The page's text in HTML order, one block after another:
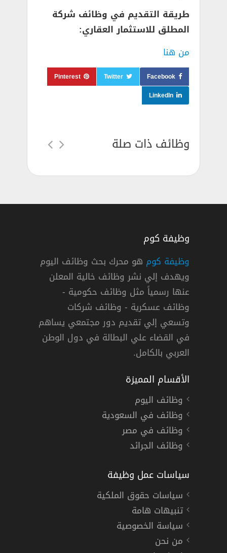
طريقة التقديم في وظائف شركة
المطلق للاستثمار العقاري:
من هنا
Facebook
Twitter
Pinterest
LinkedIn
وظائف ذات صلة
المشتريات في شركة كريم بالرياض
الرياض دوام كامل
وظيفة كوم
وظيفة كوم هو محرك بحث وظائف اليوم
ويهدف إلي نشر وظائف خالية المعلن
عنها رسمياً مثل وظائف حكومية -
وظائف عسكرية - وظائف شركات
وتسعي إلي تقديم دور مجتمعي يساهم
في القضاء علي البطالة في دول الوطن
العربي بالكامل.
الأقسام المميزة
وظائف اليوم
وظائف في السعودية
وظائف في مصر
وظائف الجرائد
سياسات عمل وظيفة
سياسات حقوق الملكية
تنبيهات هامة
سياسة الخصوصية
من نحن